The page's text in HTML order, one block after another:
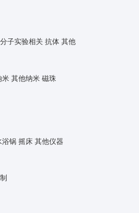
分子实验相关 抗体 其他
米 其他纳米 磁珠
浴锅 摇床 其他仪器